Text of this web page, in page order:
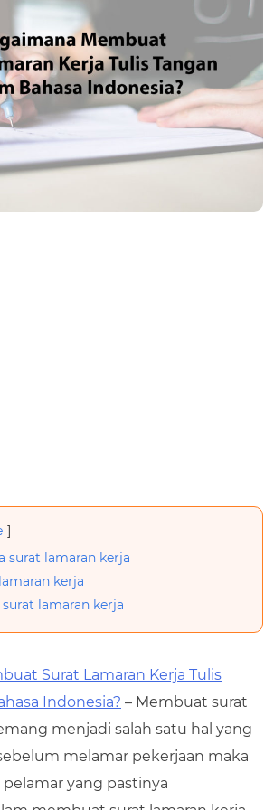
surat lamaran kerja
kerja
lamaran kerja
Surat Lamaran Kerja Tulis
Indonesia? – Membuat surat
menjadi salah satu hal yang
melamar pekerjaan maka
yang pastinya